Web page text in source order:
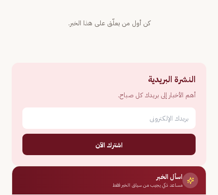
كن أول من يعلّق على هذا الخبر.
النشرة البريدية
أهم الأخبار إلى بريدك كل صباح.
اشترك الآن
اسأل الخبر
مساعد ذكي يجيب من سياق الخبر فقط